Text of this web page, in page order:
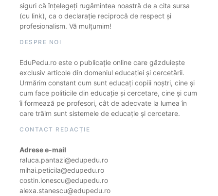
siguri că înțelegeți rugămintea noastră de a cita sursa
(cu link), ca o declarație reciprocă de respect și
profesionalism. Vă mulțumim!
DESPRE NOI
EduPedu.ro este o publicație online care găzduiește
exclusiv articole din domeniul educației și cercetării.
Urmărim constant cum sunt educați copiii noștri, cine și
cum face politicile din educație și cercetare, cine și cum
îi formează pe profesori, cât de adecvate la lumea în
care trăim sunt sistemele de educație și cercetare.
CONTACT REDACȚIE
Adrese e-mail
raluca.pantazi@edupedu.ro
mihai.peticila@edupedu.ro
costin.ionescu@edupedu.ro
alexa.stanescu@edupedu.ro